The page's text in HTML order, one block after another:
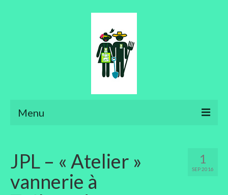
Menu
Aménager son jardin
Art floral
1
SEP 2016
JPL – « Atelier »
vannerie à